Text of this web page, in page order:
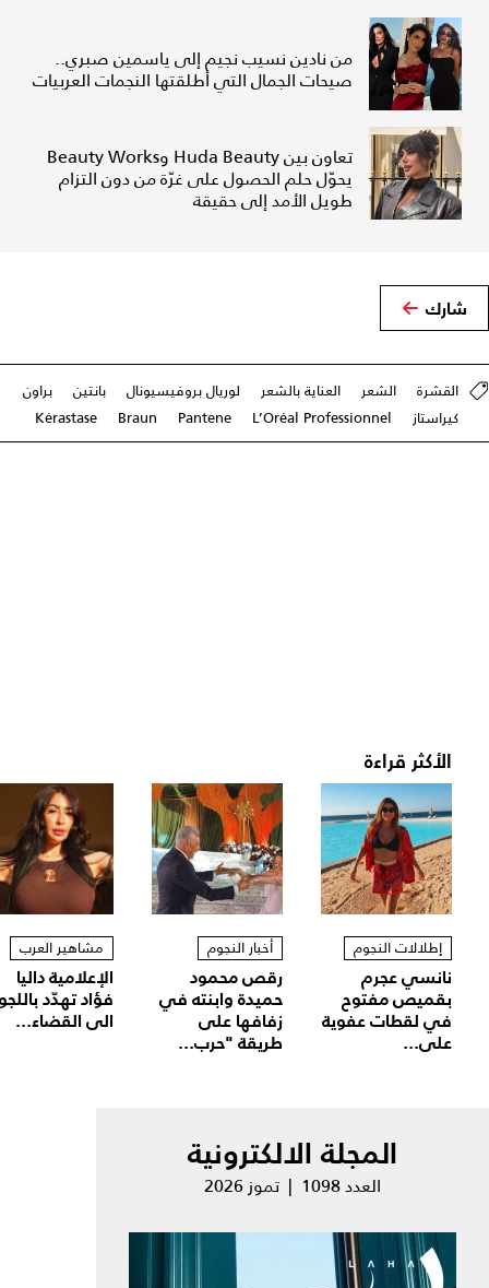
من نادين نسيب نجيم إلى ياسمين صبري..
صيحات الجمال التي أطلقتها النجمات العربيات
تعاون بين Huda Beauty وBeauty Works
يحوّل حلم الحصول على غرّة من دون التزام
طويل الأمد إلى حقيقة
شارك
القشرة الشعر العناية بالشعر لوريال بروفيسيونال بانتين
براون
كيراستاز
L’Oréal Professionnel
Pantene
Braun
Kérastase
الأكثر قراءة
إطلالات النجوم
نانسي عجرم
بقميص مفتوح
في لقطات عفوية
على...
أخبار النجوم
رقص محمود
حميدة وابنته في
زفافها على
طريقة "حرب...
مشاهير العرب
الإعلامية داليا
فؤاد تهدّد
الى القضاء...
المجلة الالكترونية
العدد 1098 | تموز 2026